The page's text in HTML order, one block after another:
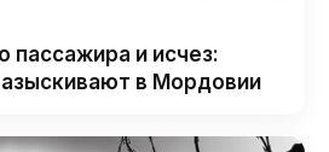
пассажира и исчез:
в Мордовии